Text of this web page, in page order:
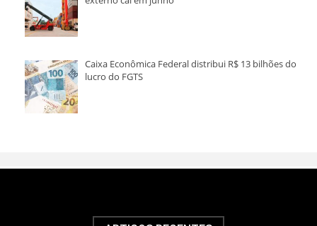
Caixa Econômica Federal distribui R$ 13 bilhões do
lucro do FGTS